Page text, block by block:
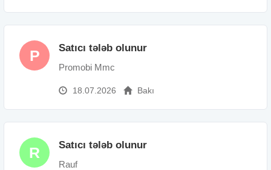
P Satıcı tələb olunur
Promobi Mmc
18.07.2026 Bakı
R Satıcı tələb olunur
Rauf